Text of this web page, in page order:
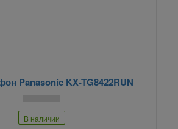
Panasonic KX-TG8422RUN
В наличии